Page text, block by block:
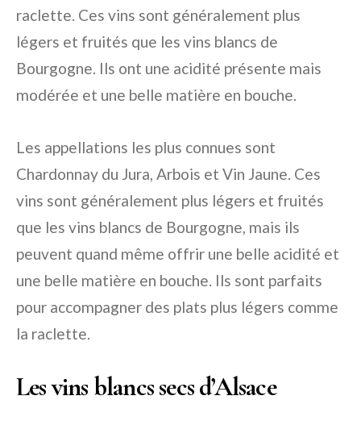
raclette. Ces vins sont généralement plus
légers et fruités que les vins blancs de
Bourgogne. Ils ont une acidité présente mais
modérée et une belle matière en bouche.
Les appellations les plus connues sont
Chardonnay du Jura, Arbois et Vin Jaune. Ces
vins sont généralement plus légers et fruités
que les vins blancs de Bourgogne, mais ils
peuvent quand même offrir une belle acidité et
une belle matière en bouche. Ils sont parfaits
pour accompagner des plats plus légers comme
la raclette.
Les vins blancs secs d’Alsace